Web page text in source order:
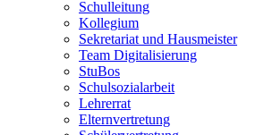
Schulleitung
Kollegium
Sekretariat und Hausmeister
Team Digitalisierung
StuBos
Schulsozialarbeit
Lehrerrat
Elternvertretung